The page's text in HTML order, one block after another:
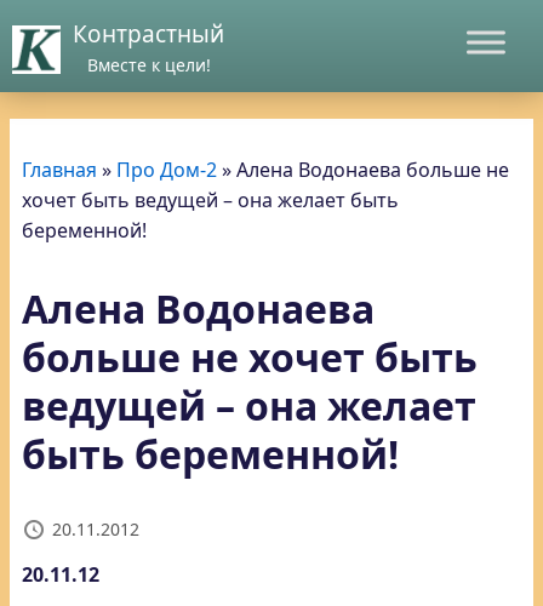
Контрастный
Вместе к цели!
Главная » Про Дом-2»Алена Водонаева больше не
хочет быть ведущей – она желает быть
беременной!
Алена Водонаева
больше не хочет быть
ведущей – она желает
быть беременной!
20.11.2012
20.11.12